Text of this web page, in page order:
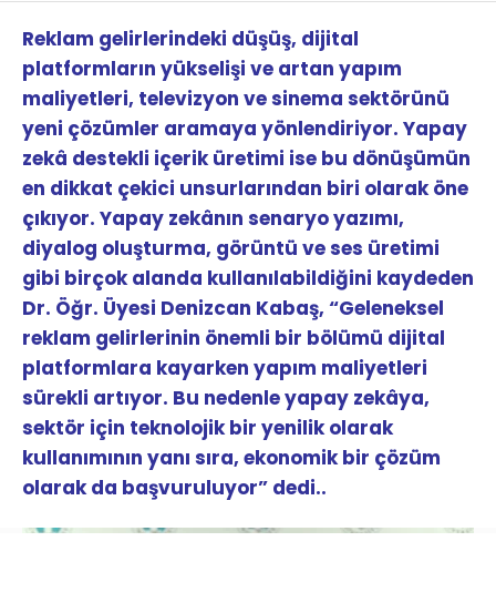
Reklam gelirlerindeki düşüş, dijital
platformların yükselişi ve artan yapım
maliyetleri, televizyon ve sinema sektörünü
yeni çözümler aramaya yönlendiriyor. Yapay
zekâ destekli içerik üretimi ise bu dönüşümün
en dikkat çekici unsurlarından biri olarak öne
çıkıyor. Yapay zekânın senaryo yazımı,
diyalog oluşturma, görüntü ve ses üretimi
gibi birçok alanda kullanılabildiğini kaydeden
Dr. Öğr. Üyesi Denizcan Kabaş, “Geleneksel
reklam gelirlerinin önemli bir bölümü dijital
platformlara kayarken yapım maliyetleri
sürekli artıyor. Bu nedenle yapay zekâya,
sektör için teknolojik bir yenilik olarak
kullanımının yanı sıra, ekonomik bir çözüm
olarak da başvuruluyor” dedi..